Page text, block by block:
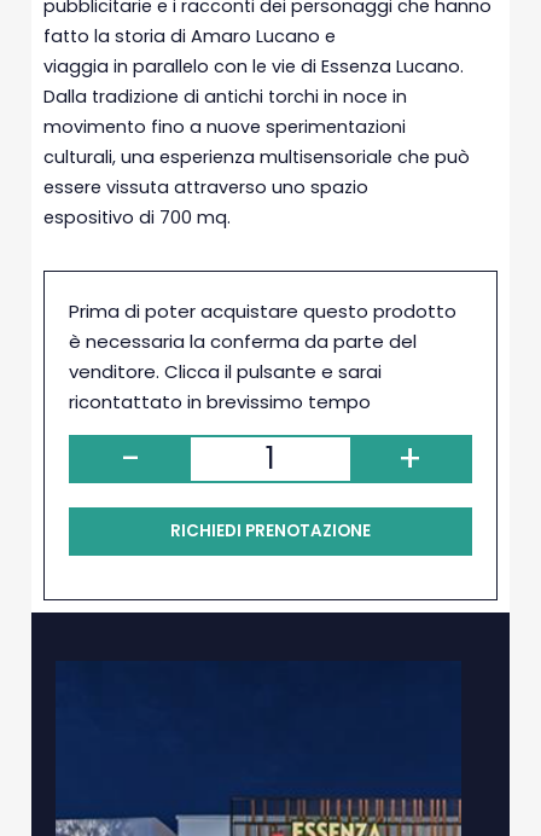
pubblicitarie e i racconti dei personaggi che hanno
fatto la storia di Amaro Lucano e
viaggia in parallelo con le vie di Essenza Lucano.
Dalla tradizione di antichi torchi in noce in
movimento fino a nuove sperimentazioni
culturali, una esperienza multisensoriale che può
essere vissuta attraverso uno spazio
espositivo di 700 mq.
Prima di poter acquistare questo prodotto
è necessaria la conferma da parte del
venditore. Clicca il pulsante e sarai
ricontattato in brevissimo tempo
- +
RICHIEDI PRENOTAZIONE